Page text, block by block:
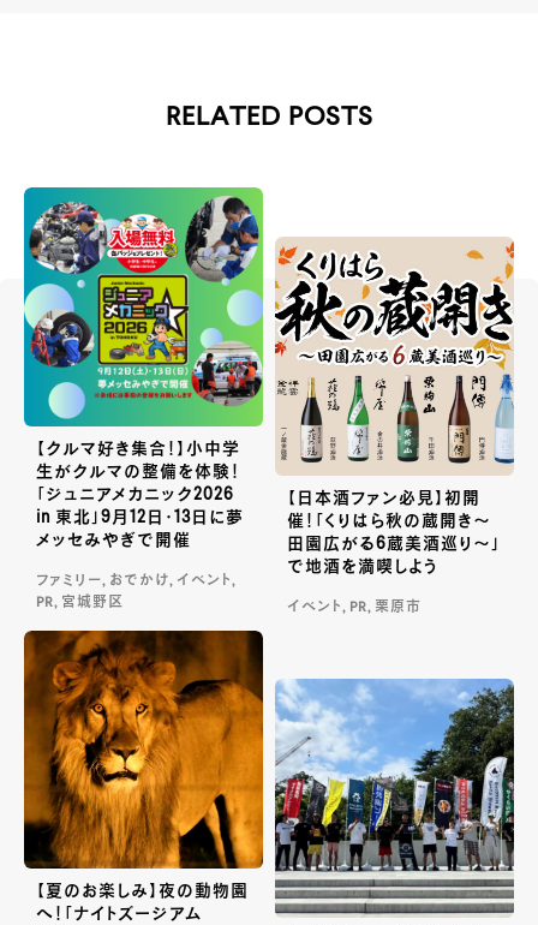
RELATED POSTS
【クルマ好き集合！】小中学
生がクルマの整備を体験！
「ジュニアメカニック2026
in 東北」9月12日・13日に夢
メッセみやぎで開催
ファミリー, おでかけ, イベント,
PR, 宮城野区
【日本酒ファン必見】初開
催！「くりはら秋の蔵開き〜
田園広がる6蔵美酒巡り〜」
で地酒を満喫しよう
イベント, PR, 栗原市
【夏のお楽しみ】夜の動物園
へ！「ナイトズージアム